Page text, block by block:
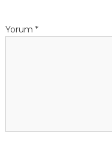
z
Yorum *